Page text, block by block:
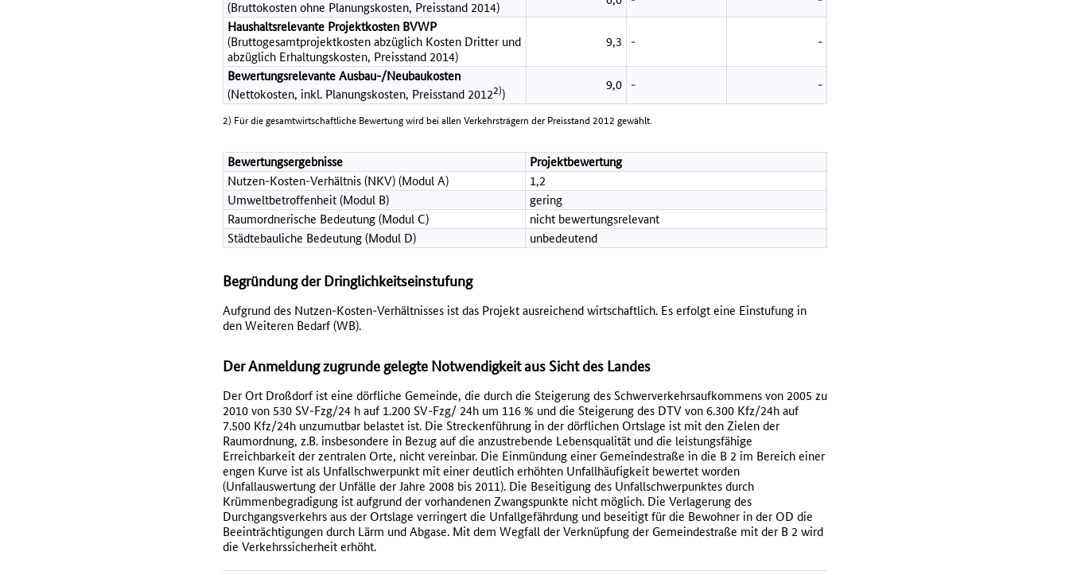
(Bruttokosten ohne Planungskosten, Preisstand 2014)
Haushaltsrelevante Projektkosten BVWP
(Bruttogesamtprojektkosten abzüglich Kosten Dritter und
abzüglich Erhaltungskosten, Preisstand 2014)
9,3 - -
Bewertungsrelevante Ausbau-/Neubaukosten
(Nettokosten, inkl. Planungskosten, Preisstand 20122))
9,0 - -
2) Für die gesamtwirtschaftliche Bewertung wird bei allen Verkehrsträgern der Preisstand 2012 gewählt.
Bewertungsergebnisse
Projektbewertung
Nutzen-Kosten-Verhältnis (NKV) (Modul A)
1,2
Umweltbetroffenheit (Modul B)
gering
Raumordnerische Bedeutung (Modul C)
nicht bewertungsrelevant
Städtebauliche Bedeutung (Modul D)
unbedeutend
Begründung der Dringlichkeitseinstufung
Aufgrund des Nutzen-Kosten-Verhältnisses ist das Projekt ausreichend wirtschaftlich. Es erfolgt eine Einstufung in
den Weiteren Bedarf (WB).
Der Anmeldung zugrunde gelegte Notwendigkeit aus Sicht des Landes
Der Ort Droßdorf ist eine dörfliche Gemeinde, die durch die Steigerung des Schwerverkehrsaufkommens von 2005 zu
2010 von 530 SV-Fzg/24 h auf 1.200 SV-Fzg/ 24h um 116 % und die Steigerung des DTV von 6.300 Kfz/24h auf
7.500 Kfz/24h unzumutbar belastet ist. Die Streckenführung in der dörflichen Ortslage ist mit den Zielen der
Raumordnung, z.B. insbesondere in Bezug auf die anzustrebende Lebensqualität und die leistungsfähige
Erreichbarkeit der zentralen Orte, nicht vereinbar. Die Einmündung einer Gemeindestraße in die B 2 im Bereich einer
engen Kurve ist als Unfallschwerpunkt mit einer deutlich erhöhten Unfallhäufigkeit bewertet worden
(Unfallauswertung der Unfälle der Jahre 2008 bis 2011). Die Beseitigung des Unfallschwerpunktes durch
Krümmenbegradigung ist aufgrund der vorhandenen Zwangspunkte nicht möglich. Die Verlagerung des
Durchgangsverkehrs aus der Ortslage verringert die Unfallgefährdung und beseitigt für die Bewohner in der OD die
Beeinträchtigungen durch Lärm und Abgase. Mit dem Wegfall der Verknüpfung der Gemeindestraße mit der B 2 wird
die Verkehrssicherheit erhöht.